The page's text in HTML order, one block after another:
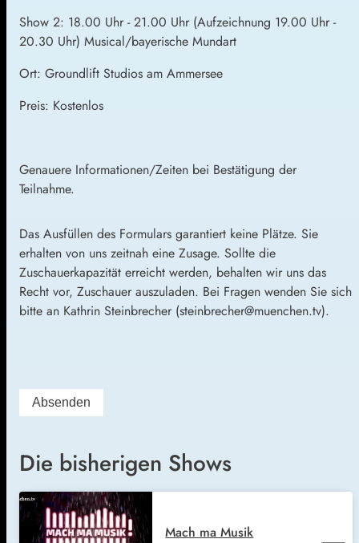
Show 2: 18.00 Uhr - 21.00 Uhr (Aufzeichnung 19.00 Uhr -
20.30 Uhr) Musical/bayerische Mundart
Ort: Groundlift Studios am Ammersee
Preis: Kostenlos
Genauere Informationen/Zeiten bei Bestätigung der
Teilnahme.
Das Ausfüllen des Formulars garantiert keine Plätze. Sie
erhalten von uns zeitnah eine Zusage. Sollte die
Zuschauerkapazität erreicht werden, behalten wir uns das
Recht vor, Zuschauer auszuladen. Bei Fragen wenden Sie sich
bitte an Kathrin Steinbrecher (steinbrecher@muenchen.tv).
Die bisherigen Shows
Mach ma Musik